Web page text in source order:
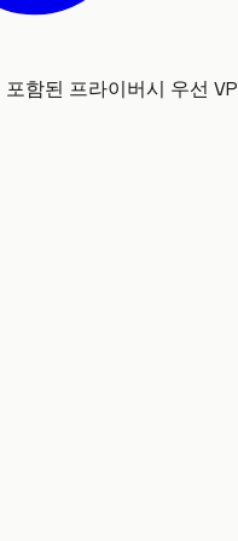
함된 프라이버시 우선